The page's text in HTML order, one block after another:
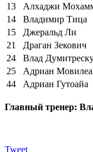
13
Алхаджи
14
Владимир Тица
15
Джеральд Ли
21
Драган Зекович
24
Влад
25
Адриан
44
Адриан Гутоайа
Главный тренер:
Tweet